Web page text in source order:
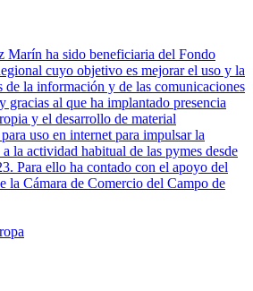
Marín ha sido beneficiaria del Fondo
cuyo objetivo es mejorar el uso y la
de la información y de las comunicaciones
gracias al que ha implantado presencia
y el desarrollo de material
uso en internet para impulsar la
la actividad habitual de las pymes desde
Para ello ha contado con el apoyo del
la Cámara de Comercio del Campo de